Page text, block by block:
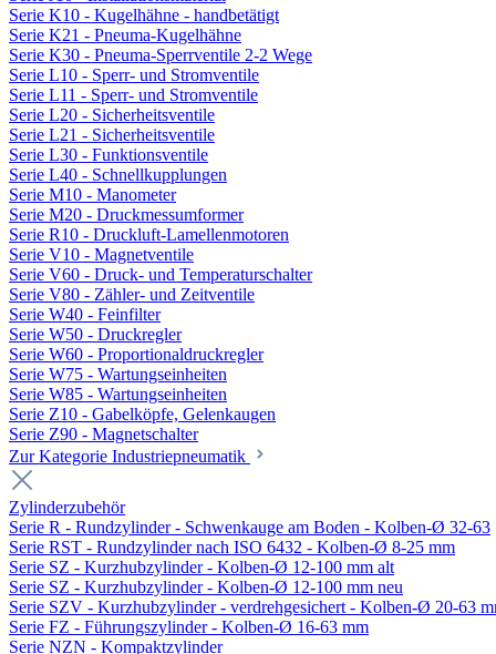
Serie K10 - Kugelhähne - handbetätigt
Serie K21 - Pneuma-Kugelhähne
Serie K30 - Pneuma-Sperrventile 2-2 Wege
Serie L10 - Sperr- und Stromventile
Serie L11 - Sperr- und Stromventile
Serie L20 - Sicherheitsventile
Serie L21 - Sicherheitsventile
Serie L30 - Funktionsventile
Serie L40 - Schnellkupplungen
Serie M10 - Manometer
Serie M20 - Druckmessumformer
Serie R10 - Druckluft-Lamellenmotoren
Serie V10 - Magnetventile
Serie V60 - Druck- und Temperaturschalter
Serie V80 - Zähler- und Zeitventile
Serie W40 - Feinfilter
Serie W50 - Druckregler
Serie W60 - Proportionaldruckregler
Serie W75 - Wartungseinheiten
Serie W85 - Wartungseinheiten
Serie Z10 - Gabelköpfe, Gelenkaugen
Serie Z90 - Magnetschalter
Zur Kategorie Industriepneumatik
Zylinderzubehör
Serie R - Rundzylinder - Schwenkauge am Boden - Kolben-Ø 32-63
Serie RST - Rundzylinder nach ISO 6432 - Kolben-Ø 8-25 mm
Serie SZ - Kurzhubzylinder - Kolben-Ø 12-100 mm alt
Serie SZ - Kurzhubzylinder - Kolben-Ø 12-100 mm neu
Serie SZV - Kurzhubzylinder - verdrehgesichert - Kolben-Ø 20-63
Serie FZ - Führungszylinder - Kolben-Ø 16-63 mm
Serie NZN - Kompaktzylinder